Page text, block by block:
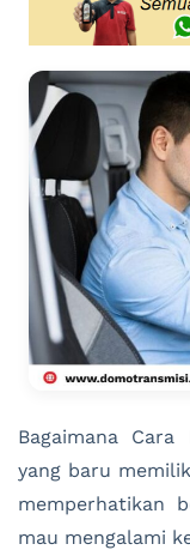
Bagaimana
yang baru
memperhatikan
mau mengalami